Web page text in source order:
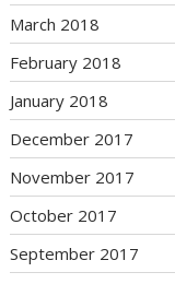
March 2018
February 2018
January 2018
December 2017
November 2017
October 2017
September 2017